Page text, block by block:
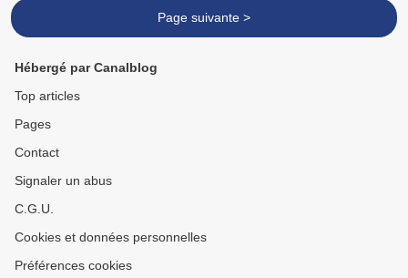
Page suivante >
Hébergé par Canalblog
Top articles
Pages
Contact
Signaler un abus
C.G.U.
Cookies et données personnelles
Préférences cookies